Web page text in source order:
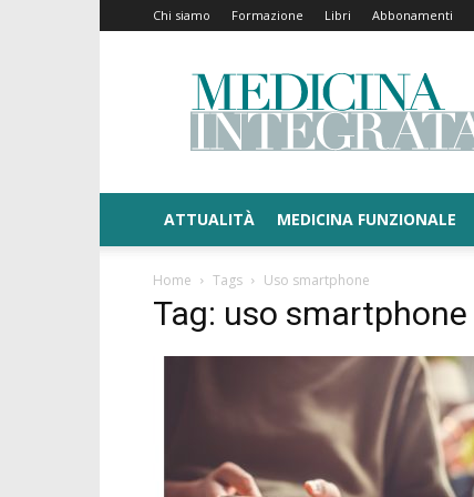
Chi siamo Formazione Libri Abbonamenti
Medicina
Integrata
ATTUALITÀ MEDICINA FUNZIONALE
Home Tags Uso smartphone
Tag: uso smartphone